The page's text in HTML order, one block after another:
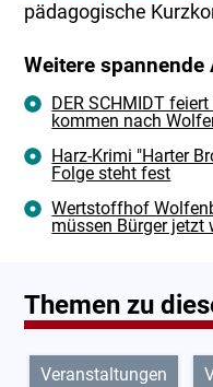
pädagogische
Weitere spannende
DER SCHMIDT
kommen nach
Harz-Krimi "Harter
Folge steht fest
Wertstoffhof
müssen Bürger jetzt
Themen zu
Veranstaltungen